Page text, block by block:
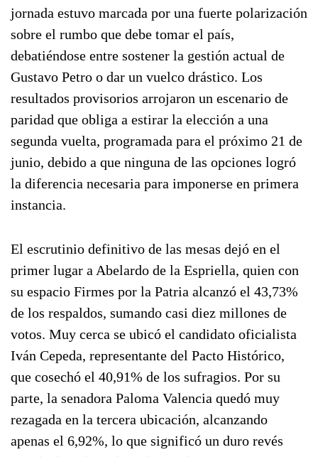
jornada estuvo marcada por una fuerte polarización
sobre el rumbo que debe tomar el país,
debatiéndose entre sostener la gestión actual de
Gustavo Petro o dar un vuelco drástico. Los
resultados provisorios arrojaron un escenario de
paridad que obliga a estirar la elección a una
segunda vuelta, programada para el próximo 21 de
junio, debido a que ninguna de las opciones logró
la diferencia necesaria para imponerse en primera
instancia.
El escrutinio definitivo de las mesas dejó en el
primer lugar a Abelardo de la Espriella, quien con
su espacio Firmes por la Patria alcanzó el 43,73%
de los respaldos, sumando casi diez millones de
votos. Muy cerca se ubicó el candidato oficialista
Iván Cepeda, representante del Pacto Histórico,
que cosechó el 40,91% de los sufragios. Por su
parte, la senadora Paloma Valencia quedó muy
rezagada en la tercera ubicación, alcanzando
apenas el 6,92%, lo que significó un duro revés